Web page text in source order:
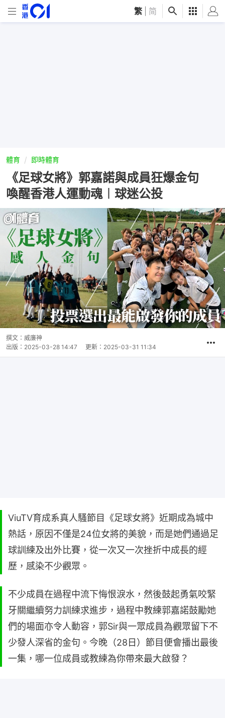
繁 简
體育 即時體育
《足球女將》郭嘉諾與成員狂爆金句
喚醒香港人運動魂︱球迷公投
撰文： 威廉神
出版： 2025-03-28 14:47 更新： 2025-03-31 11:34
ViuTV育成系真人騷節目《足球女將》近期成為城中
熱話，原因不僅是24位女將的美貌，而是她們通過足
球訓練及出外比賽，從一次又一次挫折中成長的經
歷，感染不少觀眾。
不少成員在過程中流下悔恨淚水，然後鼓起勇氣咬緊
牙關繼續努力訓練求進步，過程中教練郭嘉諾鼓勵她
們的場面亦令人動容，郭Sir與一眾成員為觀眾留下不
少發人深省的金句。今晚（28日）節目便會播出最後
一集，哪一位成員或教練為你帶來最大啟發？